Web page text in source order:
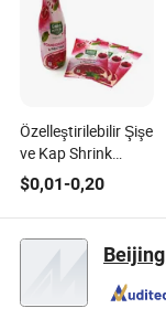
Özelleştirilebilir Şişe
ve Kap Shrink
Sleeve Etiketleri, Pet
PVC Su İçecek Bira
Gıda Teneke
Kutuları Cam Şişe
PP Şişe Ürünleri için
Rotogravür Baskı
ile
$0,01-0,20